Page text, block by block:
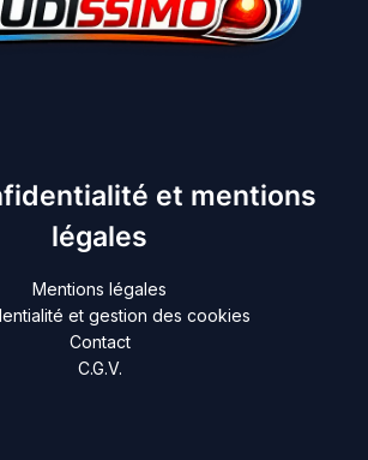
et mentions
légales
Mentions légales
et gestion des cookies
Contact
C.G.V.